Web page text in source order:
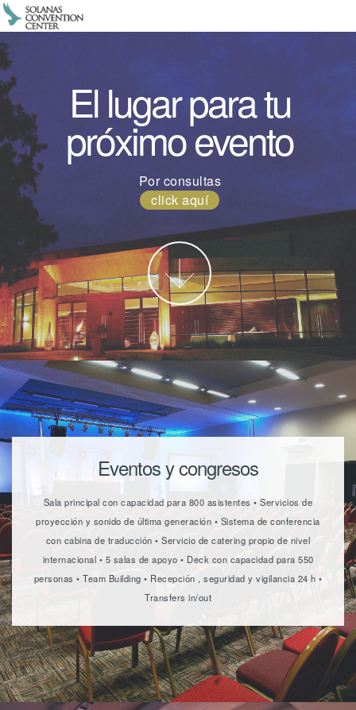
El lugar para tu
próximo evento
Por consultas
click aquí
Más
Eventos y congresos
Sala principal con capacidad para 800 asistentes • Servicios de
proyección y sonido de última generación • Sistema de conferencia
con cabina de traducción • Servicio de catering propio de nivel
internacional • 5 salas de apoyo • Deck con capacidad para 550
personas • Team Building • Recepción , seguridad y vigilancia 24 h •
Transfers in/out